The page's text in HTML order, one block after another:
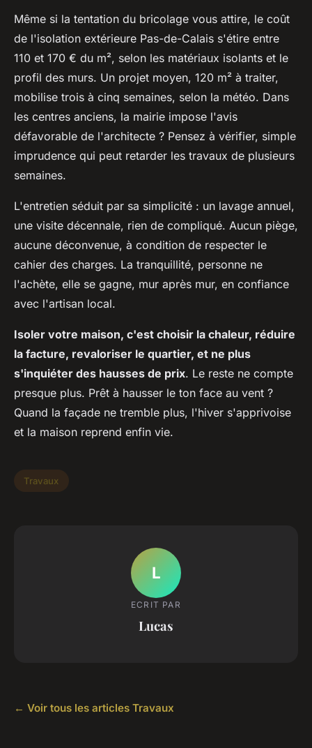
Même si la tentation du bricolage vous attire, le coût
de l'isolation extérieure Pas-de-Calais s'étire entre
110 et 170 € du m², selon les matériaux isolants et le
profil des murs. Un projet moyen, 120 m² à traiter,
mobilise trois à cinq semaines, selon la météo. Dans
les centres anciens, la mairie impose l'avis
défavorable de l'architecte ? Pensez à vérifier, simple
imprudence qui peut retarder les travaux de plusieurs
semaines.
L'entretien séduit par sa simplicité : un lavage annuel,
une visite décennale, rien de compliqué. Aucun piège,
aucune déconvenue, à condition de respecter le
cahier des charges. La tranquillité, personne ne
l'achète, elle se gagne, mur après mur, en confiance
avec l'artisan local.
Isoler votre maison, c'est choisir la chaleur, réduire
la facture, revaloriser le quartier, et ne plus
s'inquiéter des hausses de prix. Le reste ne compte
presque plus. Prêt à hausser le ton face au vent ?
Quand la façade ne tremble plus, l'hiver s'apprivoise
et la maison reprend enfin vie.
Travaux
L
ECRIT PAR
Lucas
← Voir tous les articles Travaux